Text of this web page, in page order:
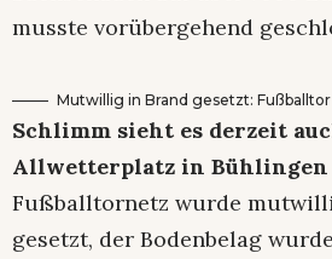
musste vorübergehend
Mutwillig in Brand gesetzt:
Schlimm sieht es derzeit
Allwetterplatz in Bühlingen
Fußballtornetz wurde
gesetzt, der Bodenbelag